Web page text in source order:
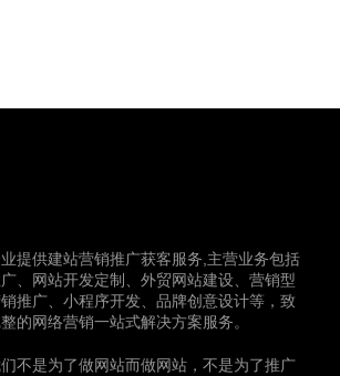
提供建站营销推广获客服务,主营业务包括
、网站开发定制、外贸网站建设、营销型
推广、小程序开发、品牌创意设计等，致
的网络营销一站式解决方案服务。
不是为了做网站而做网站，不是为了推广